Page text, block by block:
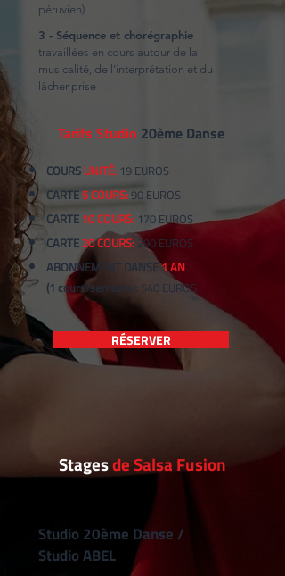
Tarifs Studio 20ème Danse
COURS UNITÉ: 19 EUROS
CARTE5 COURS: 90 EUROS
CARTE 10 COURS: 170 EUROS
CARTE 20 COURS: 290 EUROS
ABONNEMENT DANSE1 AN
(1 cours/semaine): 540 EUROS
péruvien)
RÉSERVER
3 - Séquence et chorégraphie
travaillées en cours autour de la
musicalité, de l'interprétation et du
lâcher prise
Stagesde Salsa Fusion
Studio 20ème Danse /
Studio ABEL